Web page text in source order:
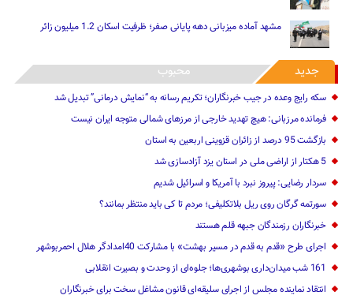
مشهد آماده میزبانی دهه پایانی صفر؛ ظرفیت اسکان 1.2 میلیون زائر
جدید محبوب
سکه رایج وعده در جیب خبرنگاران؛ تکریم رسانه به “نمایش درمانی” تبدیل شد
فرمانده مرزبانی: هیچ تهدید خارجی از مرزهای ‌شمالی متوجه ایران نیست
بازگشت 95 درصد از زائران قزوینی اربعین به استان
5 هکتار از اراضی ملی در استان یز‌د آزادسازی شد
سردار رضایی: پیروز نبرد با آمریکا و اسرائیل شدیم
سورتمه گرگان روی ریل بلاتکلیفی؛ مردم تا کی باید منتظر بمانند؟
خبرنگاران رزمندگان جبهه قلم هستند
اجرای طرح «قدم به قدم در مسیر بهشت» با مشارکت 40امدادگر هلال احمربوشهر
161 شب میدان‌داری بوشهری‌ها؛ جلوه‌ای از وحدت و بصیرت انقلابی
انتقاد نماینده مجلس از اجرای سلیقه‌ای قانون مشاغل سخت برای خبرنگاران